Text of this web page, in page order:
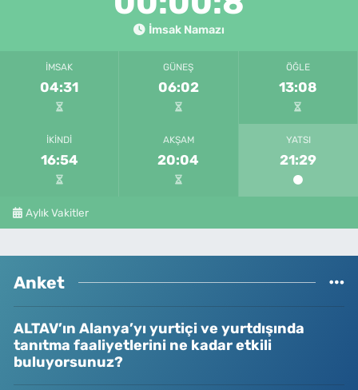
İmsak Namazı
İMSAK
04:31
GÜNEŞ
06:02
ÖĞLE
13:08
İKINDI
16:54
AKŞAM
20:04
YATSI
21:29
Aylık Vakitler
Anket
ALTAV’ın Alanya’yı yurtiçi ve yurtdışında
tanıtma faaliyetlerini ne kadar etkili
buluyorsunuz?